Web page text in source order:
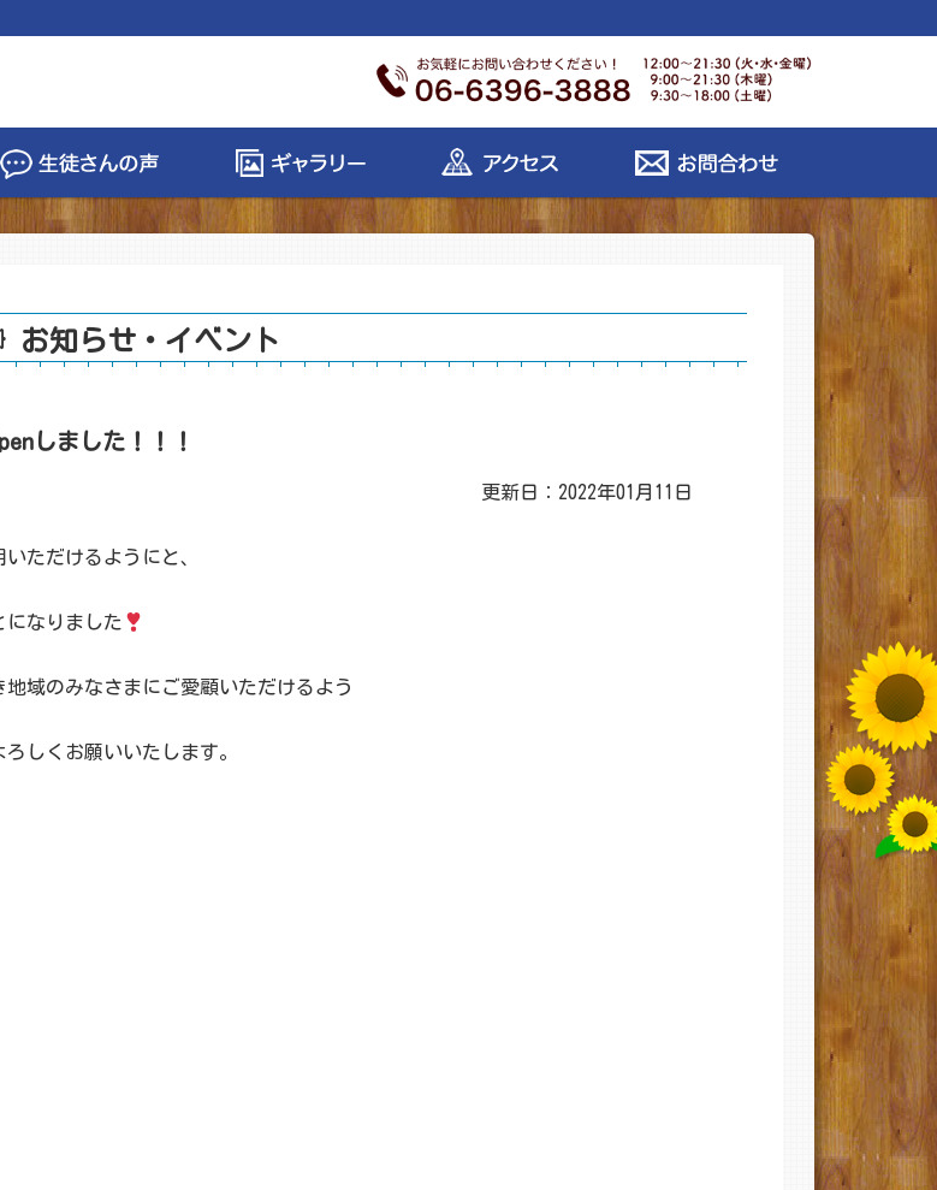
お知らせ・イベント
しました！！！
更新日：2022年01月11日
ただけるようにと、
になりました
地域のみなさまにご愛顧いただけるよう
しくお願いいたします。